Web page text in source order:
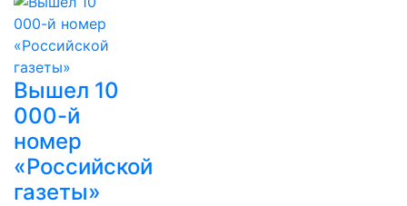
Вышел 10
000-й
номер
«Российской
газеты»